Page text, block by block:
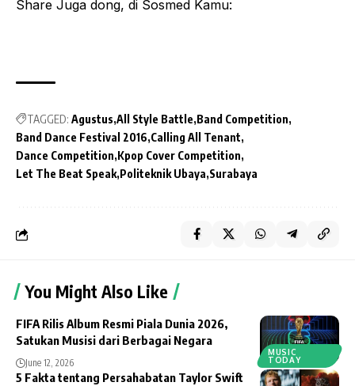
Share Juga dong, di Sosmed Kamu:
TAGGED: Agustus All Style Battle Band Competition
Band Dance Festival 2016 Calling All Tenant
Dance Competition Kpop Cover Competition
Let The Beat Speak Politeknik Ubaya Surabaya
You Might Also Like
MUSIC
TODAY
FIFA Rilis Album Resmi Piala Dunia 2026,
Satukan Musisi dari Berbagai Negara
June 12, 2026
5 Fakta tentang Persahabatan Taylor Swift